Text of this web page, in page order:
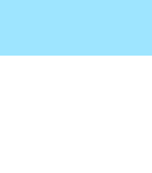
contenido